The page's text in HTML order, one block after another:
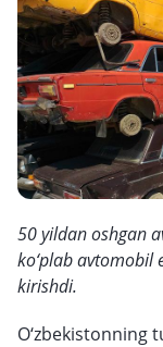
50 yildan oshgan
ko‘plab
kirishdi.